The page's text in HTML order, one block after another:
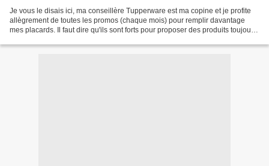
Je vous le disais ici, ma conseillère Tupperware est ma copine et je profite
allègrement de toutes les promos (chaque mois) pour remplir davantage
mes placards. Il faut dire qu'ils sont forts pour proposer des produits toujours